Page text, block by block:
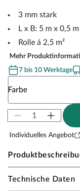
3 mm stark
L x B: 5 m x 0,5 m
Rolle á 2,5 m²
Mehr
7 bis 10 Werktage
Farbe
Individuelles Angebot
KARIBU
Technische Daten